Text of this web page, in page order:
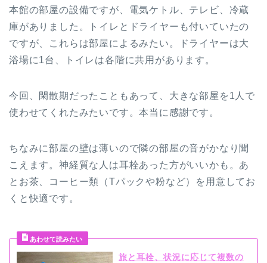
本館の部屋の設備ですが、電気ケトル、テレビ、冷蔵
庫がありました。トイレとドライヤーも付いていたの
ですが、これらは部屋によるみたい。ドライヤーは大
浴場に1台、トイレは各階に共用があります。
今回、閑散期だったこともあって、大きな部屋を1人で
使わせてくれたみたいです。本当に感謝です。
ちなみに部屋の壁は薄いので隣の部屋の音がかなり聞
こえます。神経質な人は耳栓あった方がいいかも。あ
とお茶、コーヒー類（Tパックや粉など）を用意してお
くと快適です。
旅と耳栓、状況に応じて複数の